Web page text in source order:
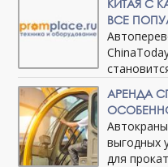
КИТАЯ С
ВСЕ
АРЕНДА
выгодных
для